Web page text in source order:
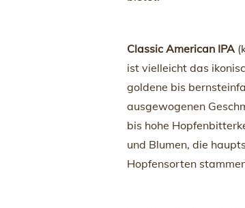
Classic American IPA
ist vielleicht das
goldene bis
ausgewogenen
bis hohe
und Blumen, die
Hopfensorten